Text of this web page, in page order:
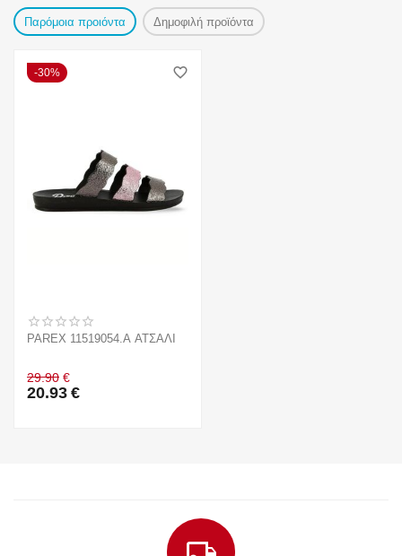
Παρόμοια προιόντα Δημοφιλή προϊόντα
30%
PAREX 11519054.A ΑΤΣΑΛΙ
29.90 €
20.93 €